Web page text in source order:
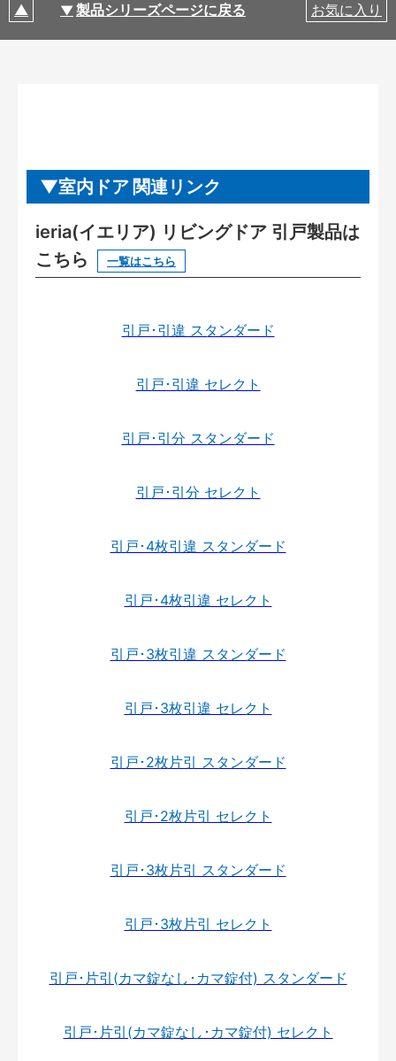
製品シリーズページに戻る お気に入り
室内ドア 関連リンク
ieria(イエリア) リビングドア 引戸製品は
こちら
一覧はこちら
引戸･引違 スタンダード
引戸･引違 セレクト
引戸･引分 スタンダード
引戸･引分 セレクト
引戸･4枚引違 スタンダード
引戸･4枚引違 セレクト
引戸･3枚引違 スタンダード
引戸･3枚引違 セレクト
引戸･2枚片引 スタンダード
引戸･2枚片引 セレクト
引戸･3枚片引 スタンダード
引戸･3枚片引 セレクト
引戸･片引(カマ錠なし･カマ錠付) スタンダード
引戸･片引(カマ錠なし･カマ錠付) セレクト